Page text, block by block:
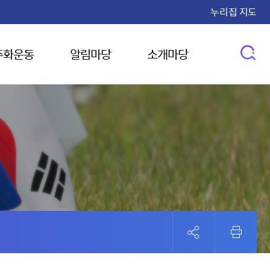
누리집 지도
운동 알림마당 소개마당